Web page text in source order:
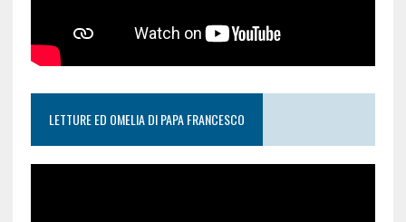
LETTURE ED OMELIA DI PAPA FRANCESCO